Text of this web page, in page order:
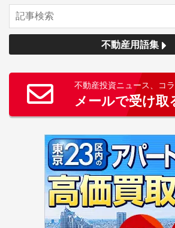
不動産用語集
不動産投資ニュース、コ
メールで受け取